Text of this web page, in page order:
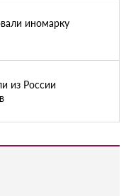
иномарку
из России